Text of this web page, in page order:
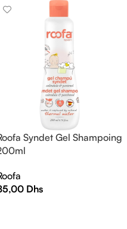
Syndet Gel Shampoing
Dhs